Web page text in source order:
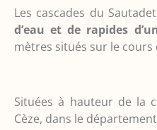
Les cascades du
d’eau et de rapides
mètres situés sur le cours
Situées à hauteur de la
Cèze, dans le